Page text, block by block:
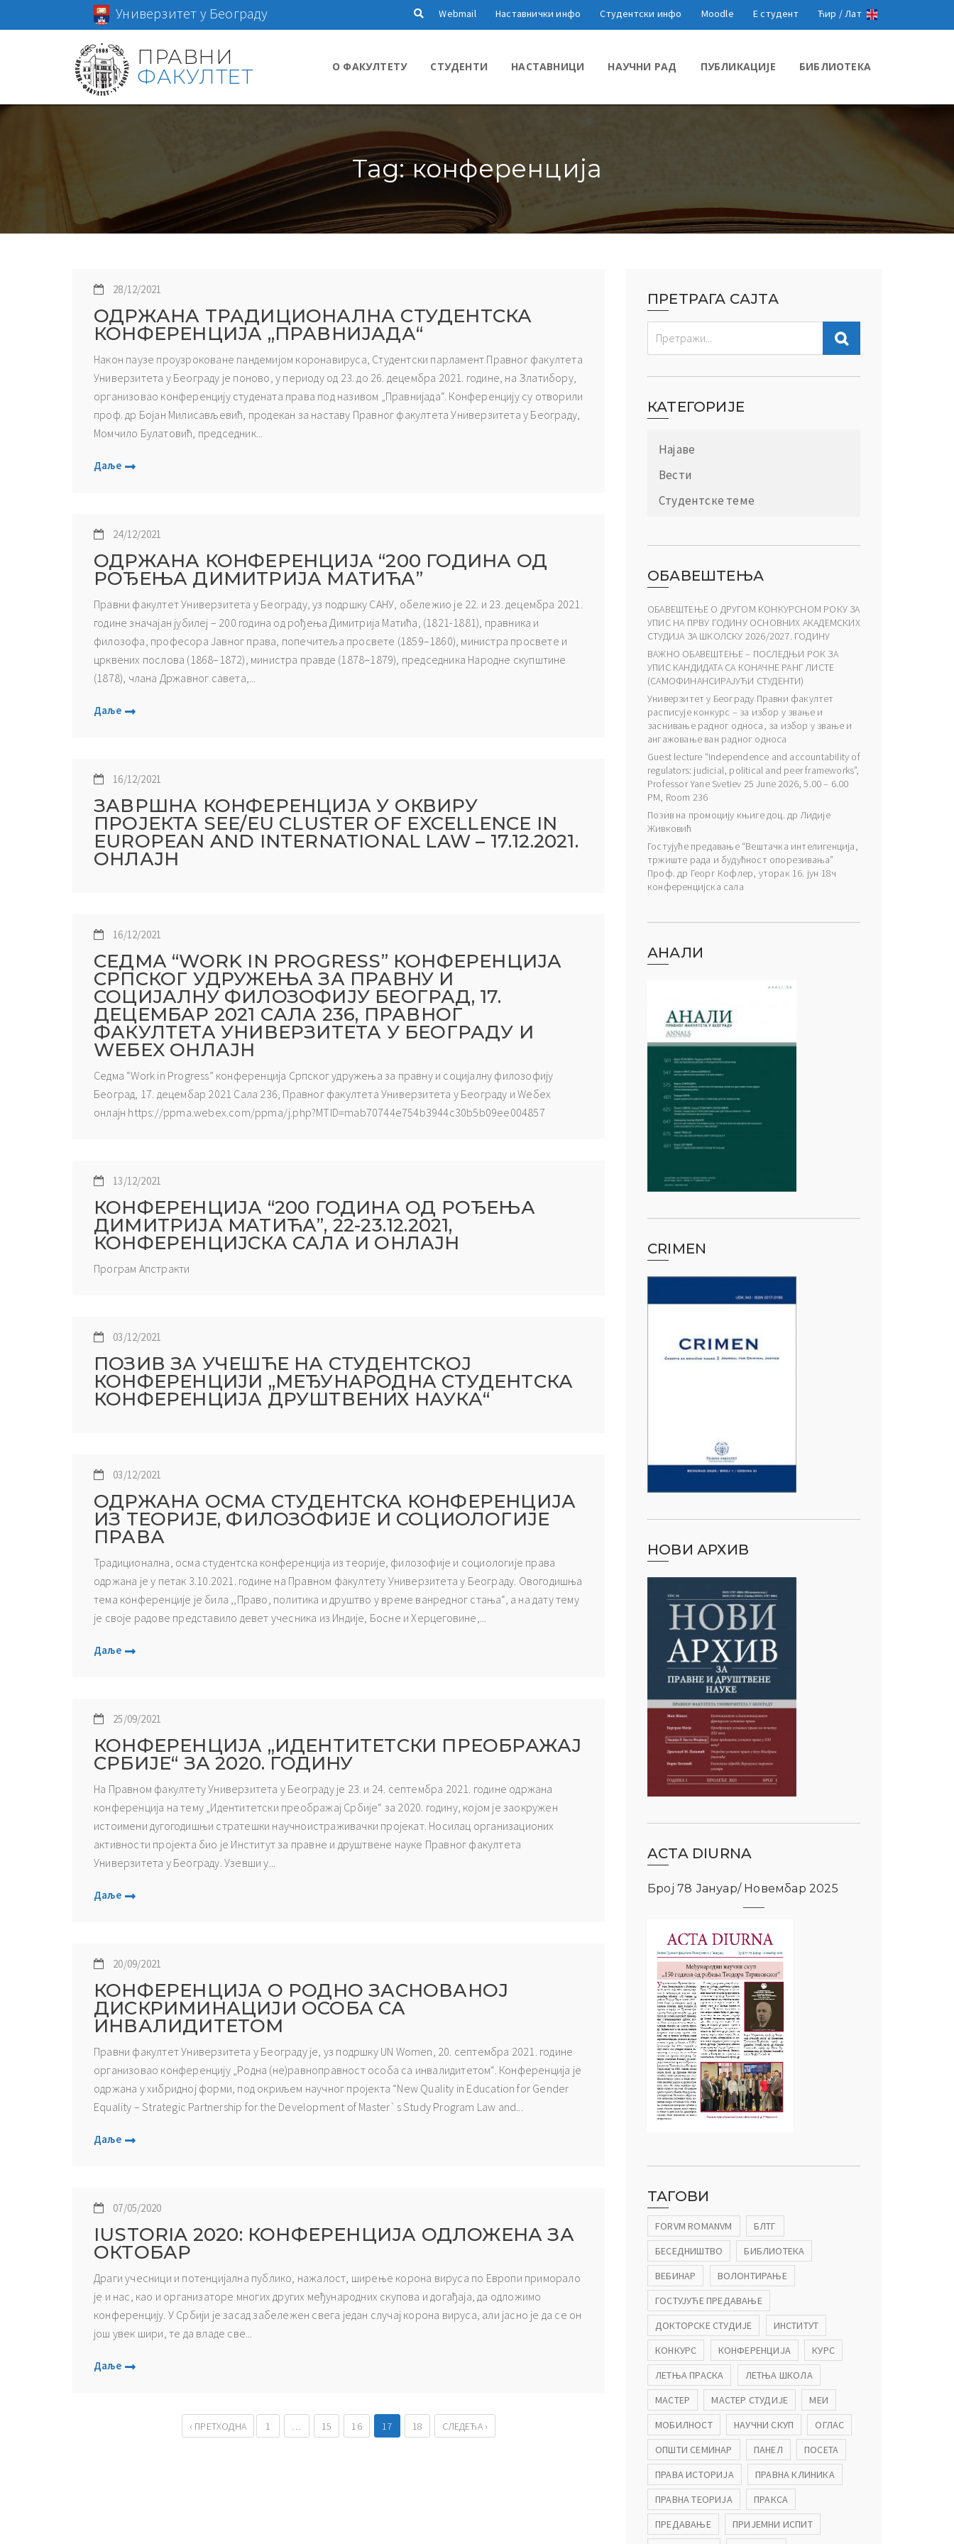
Универзитет у Београду Webmail Наставнички инфо Студентски инфо Moodle Е студент Ћир /Лат
ПРАВНИ
ФАКУЛТЕТ
О ФАКУЛТЕТУ СТУДЕНТИ НАСТАВНИЦИ НАУЧНИ РАД ПУБЛИКАЦИЈЕ БИБЛИОТЕКА
Tag: конференција
28/12/2021
ОДРЖАНА ТРАДИЦИОНАЛНА СТУДЕНТСКА
КОНФЕРЕНЦИЈА „ПРАВНИЈАДА“
Након паузе проузроковане пандемијом коронавируса, Студентски парламент Правног факултета
Универзитета у Београду је поново, у периоду од 23. до 26. децембра 2021. године, на Златибору,
организовао конференцију студената права под називом „Правнијада“. Конференцију су отворили
проф. др Бојан Милисављевић, продекан за наставу Правног факултета Универзитета у Београду,
Момчило Булатовић, председник...
Даље
24/12/2021
ОДРЖАНА КОНФЕРЕНЦИЈА “200 ГОДИНА ОД
РОЂЕЊА ДИМИТРИЈА МАТИЋА”
Правни факултет Универзитета у Београду, уз подршку САНУ, обележио је 22. и 23. децембра 2021.
године значајан јубилеј – 200 година од рођења Димитрија Матића, (1821-1881), правника и
филозофа, професора Јавног права, попечитеља просвете (1859–1860), министра просвете и
црквених послова (1868–1872), министра правде (1878–1879), председника Народне скупштине
(1878), члана Државног савета,...
Даље
16/12/2021
ЗАВРШНА КОНФЕРЕНЦИЈА У ОКВИРУ
ПРОЈЕКТА SEE/EU CLUSTER OF EXCELLENCE IN
EUROPEAN AND INTERNATIONAL LAW – 17.12.2021.
ОНЛАЈН
16/12/2021
СЕДМА “WORK IN PROGRESS” КОНФЕРЕНЦИЈА
СРПСКОГ УДРУЖЕЊА ЗА ПРАВНУ И
СОЦИЈАЛНУ ФИЛОЗОФИЈУ БЕОГРАД, 17.
ДЕЦЕМБАР 2021 САЛА 236, ПРАВНОГ
ФАКУЛТЕТА УНИВЕРЗИТЕТА У БЕОГРАДУ И
WЕБЕX ОНЛАЈН
Седма “Work in Progress” конференција Српског удружења за правну и социјалну филозофију
Београд, 17. децембар 2021 Сала 236, Правног факултета Универзитета у Београду и Wебеx
онлајн https://ppma.webex.com/ppma/j.php?MTID=mab70744e754b3944c30b5b09ee004857
13/12/2021
КОНФЕРЕНЦИЈА “200 ГОДИНА ОД РОЂЕЊА
ДИМИТРИЈА МАТИЋА”, 22-23.12.2021,
КОНФЕРЕНЦИЈСКА САЛА И ОНЛАЈН
Програм Апстракти
03/12/2021
ПОЗИВ ЗА УЧЕШЋЕ НА СТУДЕНТСКОЈ
КОНФЕРЕНЦИЈИ „МЕЂУНАРОДНА СТУДЕНТСКА
КОНФЕРЕНЦИЈА ДРУШТВЕНИХ НАУКА“
03/12/2021
ОДРЖАНА ОСМА СТУДЕНТСКА КОНФЕРЕНЦИЈА
ИЗ ТЕОРИЈЕ, ФИЛОЗОФИЈЕ И СОЦИОЛОГИЈЕ
ПРАВА
Традиционална, осма студентска конференција из теорије, филозофије и социологије права
одржана је у петак 3.10.2021. године на Правном факултету Универзитета у Београду. Овогодишња
тема конференције је била ,,Право, политика и друштво у време ванредног стања“, а на дату тему
је своје радове представило девет учесника из Индије, Босне и Херцеговине,...
Даље
25/09/2021
КОНФЕРЕНЦИЈА „ИДЕНТИТЕТСКИ ПРЕОБРАЖАЈ
СРБИЈЕ“ ЗА 2020. ГОДИНУ
На Правном факултету Универзитета у Београду је 23. и 24. септембра 2021. године одржана
конференција на тему „Идентитетски преображај Србије“ за 2020. годину, којом је заокружен
истоимени дугогодишњи стратешки научноистраживачки пројекат. Носилац организационих
активности пројекта био је Институт за правне и друштвене науке Правног факултета
Универзитета у Београду. Узевши у...
Даље
20/09/2021
КОНФЕРЕНЦИЈА О РОДНО ЗАСНОВАНОЈ
ДИСКРИМИНАЦИЈИ ОСОБА СА
ИНВАЛИДИТЕТОМ
Правни факултет Универзитета у Београду је, уз подршку UN Women, 20. септембра 2021. године
организовао конференцију „Родна (не)равноправност особа са инвалидитетом“. Конференција је
одржана у хибридној форми, под окриљем научног пројекта “New Quality in Education for Gender
Equality – Strategic Partnership for the Development of Master`s Study Program Law and...
Даље
07/05/2020
IUSTORIA 2020: КОНФЕРЕНЦИЈА ОДЛОЖЕНА ЗА
ОКТОБАР
Драги учесници и потенцијална публико, нажалост, ширење корона вируса по Европи приморало
је и нас, као и организаторе многих других међународних скупова и догађаја, да одложимо
конференцију. У Србији је засад забележен свега један случај корона вируса, али јасно је да се он
још увек шири, те да владе све...
Даље
‹ ПРЕТХОДНА 1 … 15 16 17 18 СЛЕДЕЋА ›
ПРЕТРАГА САЈТА
КАТЕГОРИЈЕ
Најаве
Вести
Студентске теме
ОБАВЕШТЕЊА
ОБАВЕШТЕЊЕ О ДРУГОМ КОНКУРСНОМ РОКУ ЗА
УПИС НА ПРВУ ГОДИНУ ОСНОВНИХ АКАДЕМСКИХ
СТУДИЈА ЗА ШКОЛСКУ 2026/2027. ГОДИНУ
ВАЖНО ОБАВЕШТЕЊЕ – ПОСЛЕДЊИ РОК ЗА
УПИС КАНДИДАТА СА КОНАЧНЕ РАНГ ЛИСТЕ
(САМОФИНАНСИРАЈУЋИ СТУДЕНТИ)
Универзитет у Београду Правни факултет
расписује конкурс – за избор у звање и
заснивање радног односа, за избор у звање и
ангажовање ван радног односа
Guest lecture “Independence and accountability of
regulators: judicial, political and peer frameworks”,
Professor Yane Svetiev 25 June 2026, 5.00 – 6.00
PM, Room 236
Позив на промоцију књиге доц. др Лидије
Живковић
Гостујуће предавање “Вештачка интелигенција,
тржиште рада и будућност опорезивања”
Проф. др Георг Кофлер, уторак 16. јун 18ч
конференцијска сала
АНАЛИ
CRIMEN
НОВИ АРХИВ
ACTA DIURNA
Број 78 Јануар/ Новембар 2025
ТАГОВИ
FORVM ROMANVM
БЛТГ
БЕСЕДНИШТВО
БИБЛИОТЕКА
ВЕБИНАР
ВОЛОНТИРАЊЕ
ГОСТУЈУЋЕ ПРЕДАВАЊЕ
ДОКТОРСКЕ СТУДИЈЕ
ИНСТИТУТ
КОНКУРС
КОНФЕРЕНЦИЈА
КУРС
ЛЕТЊА ПРАСКА
ЛЕТЊА ШКОЛА
МАСТЕР
МАСТЕР СТУДИЈЕ
МЕИ
МОБИЛНОСТ
НАУЧНИ СКУП
ОГЛАС
ОПШТИ СЕМИНАР
ПАНЕЛ
ПОСЕТА
ПРАВА ИСТОРИЈА
ПРАВНА КЛИНИКА
ПРАВНА ТЕОРИЈА
ПРАКСА
ПРЕДАВАЊЕ
ПРИЈЕМНИ ИСПИТ